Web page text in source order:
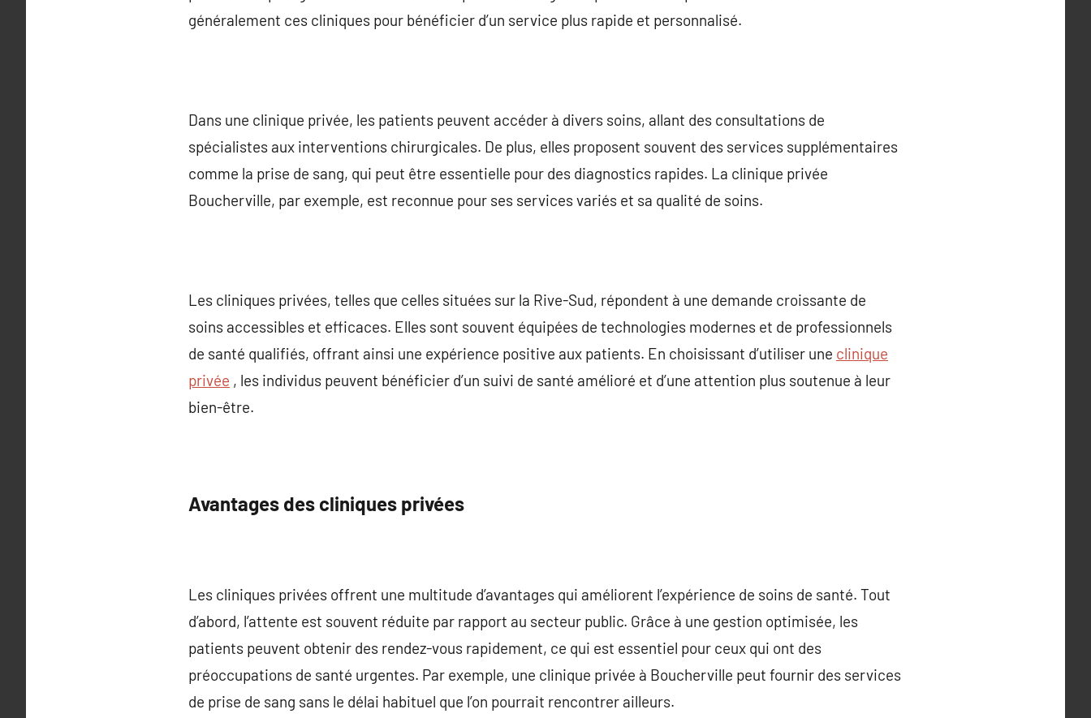
généralement ces cliniques pour bénéficier d’un service plus rapide et personnalisé.
Dans une clinique privée, les patients peuvent accéder à divers soins, allant des consultations de
spécialistes aux interventions chirurgicales. De plus, elles proposent souvent des services supplémentaires
comme la prise de sang, qui peut être essentielle pour des diagnostics rapides. La clinique privée
Boucherville, par exemple, est reconnue pour ses services variés et sa qualité de soins.
Les cliniques privées, telles que celles situées sur la Rive-Sud, répondent à une demande croissante de
soins accessibles et efficaces. Elles sont souvent équipées de technologies modernes et de professionnels
de santé qualifiés, offrant ainsi une expérience positive aux patients. En choisissant d’utiliser une clinique
privée , les individus peuvent bénéficier d’un suivi de santé amélioré et d’une attention plus soutenue à leur
bien-être.
Avantages des cliniques privées
Les cliniques privées offrent une multitude d’avantages qui améliorent l’expérience de soins de santé. Tout
d’abord, l’attente est souvent réduite par rapport au secteur public. Grâce à une gestion optimisée, les
patients peuvent obtenir des rendez-vous rapidement, ce qui est essentiel pour ceux qui ont des
préoccupations de santé urgentes. Par exemple, une clinique privée à Boucherville peut fournir des services
de prise de sang sans le délai habituel que l’on pourrait rencontrer ailleurs.